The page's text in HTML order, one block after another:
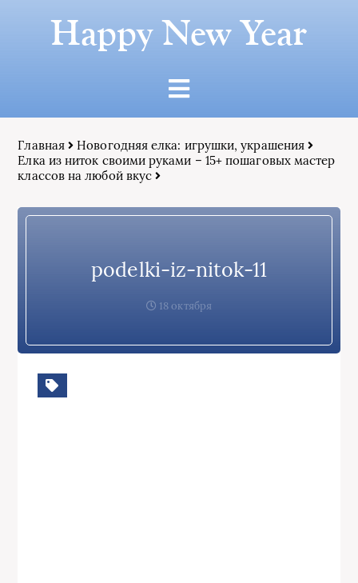
Happy New Year
Главная
Новогодняя елка: игрушки, украшения
Елка из ниток своими руками – 15+ пошаговых мастер
классов на любой вкус
podelki-iz-nitok-11
18 октября